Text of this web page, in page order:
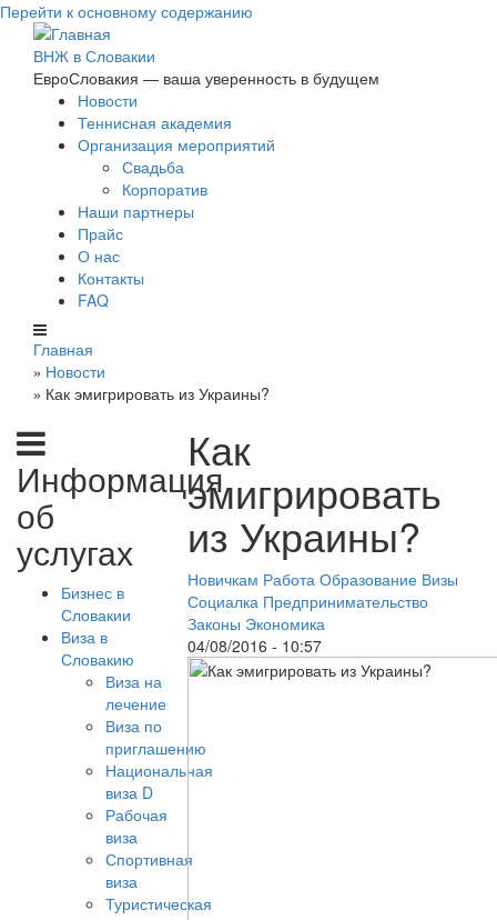
Перейти к основному содержанию
ВНЖ в Словакии
ЕвроСловакия — ваша уверенность в будущем
Новости
Теннисная академия
Организация мероприятий
Свадьба
Корпоратив
Наши партнеры
Прайс
О нас
Контакты
FAQ
Главная
» Новости
» Как эмигрировать из Украины?
Информация
об
услугах
Бизнес в
Словакии
Виза в
Словакию
Виза на
лечение
Виза по
приглашению
Национальная
виза D
Рабочая
виза
Спортивная
виза
Туристическая
Как
эмигрировать
из Украины?
Новичкам Работа Образование Визы
Социалка Предпринимательство
Законы Экономика
04/08/2016 - 10:57